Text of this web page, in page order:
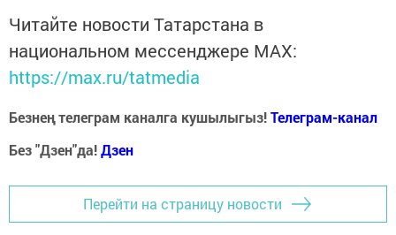
Читайте новости Татарстана в
национальном мессенджере MАХ:
https://max.ru/tatmedia
Безнең телеграм каналга кушылыгыз!Телеграм-канал
Без "Дзен"да!Дзен
Перейти на страницу новости